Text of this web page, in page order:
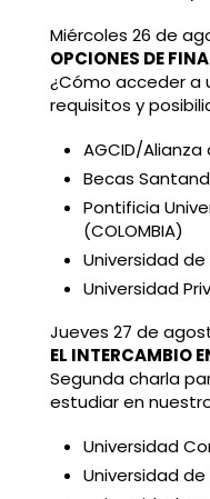
Miércoles 26 de
OPCIONES DE
¿Cómo acceder a
requisitos y
AGCID/Alianza
Becas
Pontificia
(COLOMBIA)
Universidad de
Universidad
Jueves 27 de
EL INTERCAMBIO
Segunda charla
estudiar en
Universidad
Universidad de